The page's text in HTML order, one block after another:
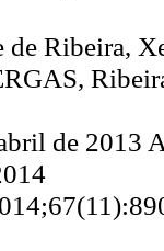
de Ribeira,
de 2013
;67